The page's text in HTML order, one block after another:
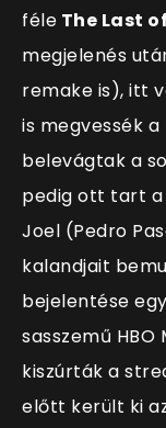
féle The Last
megjelenés
remake is), itt
is megvessék
belevágtak a
pedig ott tart
Joel (Pedro
kalandjait
bejelentése
sasszemű
kiszúrták a
előtt került ki